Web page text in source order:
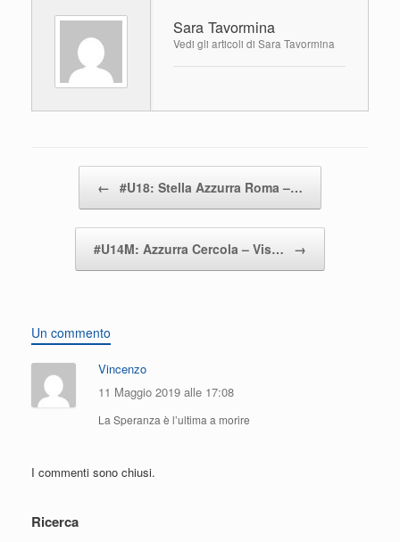
e
b
o
o
k
er
vi
di
Sara Tavormina
Vedi gli articoli di Sara Tavormina
← #U18: Stella Azzurra Roma –…
#U14M: Azzurra Cercola – Vis… →
Un commento
Vincenzo
11 Maggio 2019 alle 17:08
La Speranza è l’ultima a morire
I commenti sono chiusi.
Ricerca